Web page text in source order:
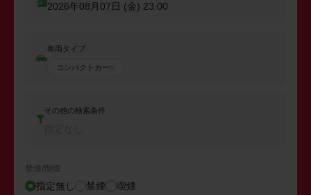
2026年08月07日 (金) 23:00
車両タイプ
コンパクトカー
その他の検索条件
禁煙/喫煙
指定無し 禁煙 喫煙